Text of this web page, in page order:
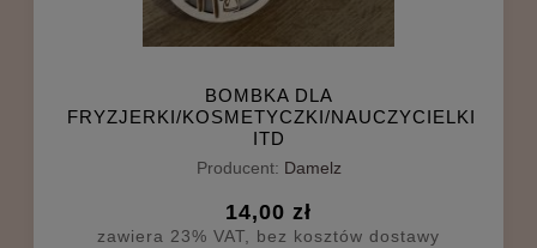
BOMBKA DLA
FRYZJERKI/KOSMETYCZKI/NAUCZYCIELKI
ITD
Producent: Damelz
14,00 zł
zawiera 23% VAT, bez kosztów dostawy